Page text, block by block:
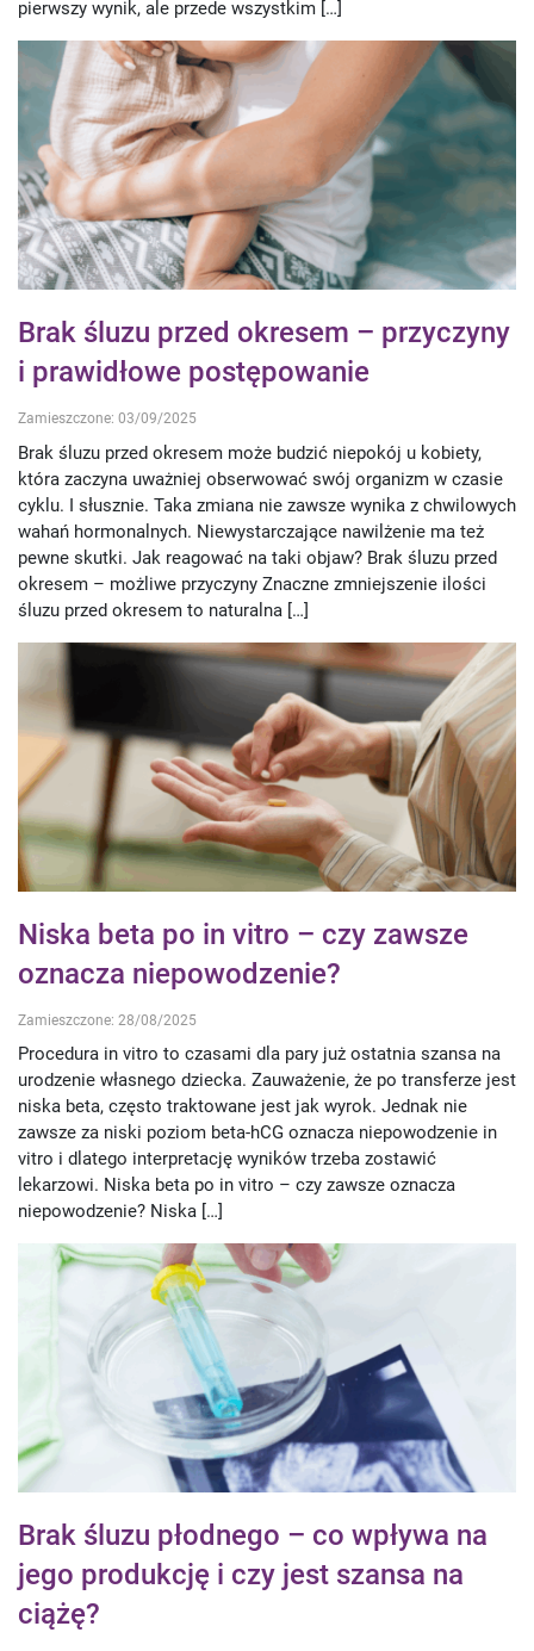
pierwszy wynik, ale przede wszystkim […]
Brak śluzu przed okresem – przyczyny
i prawidłowe postępowanie
Zamieszczone: 03/09/2025
Brak śluzu przed okresem może budzić niepokój u kobiety,
która zaczyna uważniej obserwować swój organizm w czasie
cyklu. I słusznie. Taka zmiana nie zawsze wynika z chwilowych
wahań hormonalnych. Niewystarczające nawilżenie ma też
pewne skutki. Jak reagować na taki objaw? Brak śluzu przed
okresem – możliwe przyczyny Znaczne zmniejszenie ilości
śluzu przed okresem to naturalna […]
Niska beta po in vitro – czy zawsze
oznacza niepowodzenie?
Zamieszczone: 28/08/2025
Procedura in vitro to czasami dla pary już ostatnia szansa na
urodzenie własnego dziecka. Zauważenie, że po transferze jest
niska beta, często traktowane jest jak wyrok. Jednak nie
zawsze za niski poziom beta-hCG oznacza niepowodzenie in
vitro i dlatego interpretację wyników trzeba zostawić
lekarzowi. Niska beta po in vitro – czy zawsze oznacza
niepowodzenie? Niska […]
Brak śluzu płodnego – co wpływa na
jego produkcję i czy jest szansa na
ciążę?